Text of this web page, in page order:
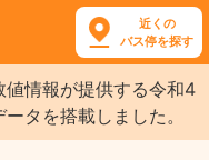
近くの
バス停を探す
情報が提供する令和4
タを搭載しました。